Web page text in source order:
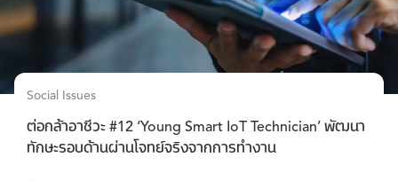
Social Issues
ต่อกล้าอาชีวะ #12 ‘Young Smart IoT Technician’ พัฒนา
ทักษะรอบด้านผ่านโจทย์จริงจากการทำงาน